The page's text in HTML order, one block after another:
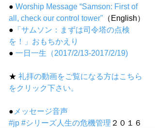
● Worship Message “Samson: First of
all, check our control tower" （English）
● 「サムソン：まずは司令塔の点検
を！」おもちかえり
● 一日一生（2017/2/13-2017/2/19)
★ 礼拝の動画をご覧になる方はこちら
をクリック下さい。
● メッセージ音声
#jp #シリーズ人生の危機管理 ２０１６